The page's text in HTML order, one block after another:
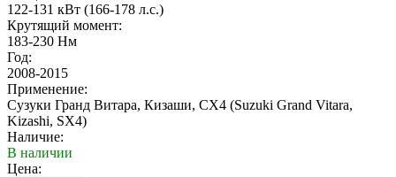
122-131 кВт (166-178 л.с.)
Крутящий момент:
183-230 Нм
Год:
2008-2015
Применение:
Сузуки Гранд Витара, Кизаши, СХ4 (Suzuki Grand Vitara,
Kizashi, SX4)
Наличие:
В наличии
Цена: